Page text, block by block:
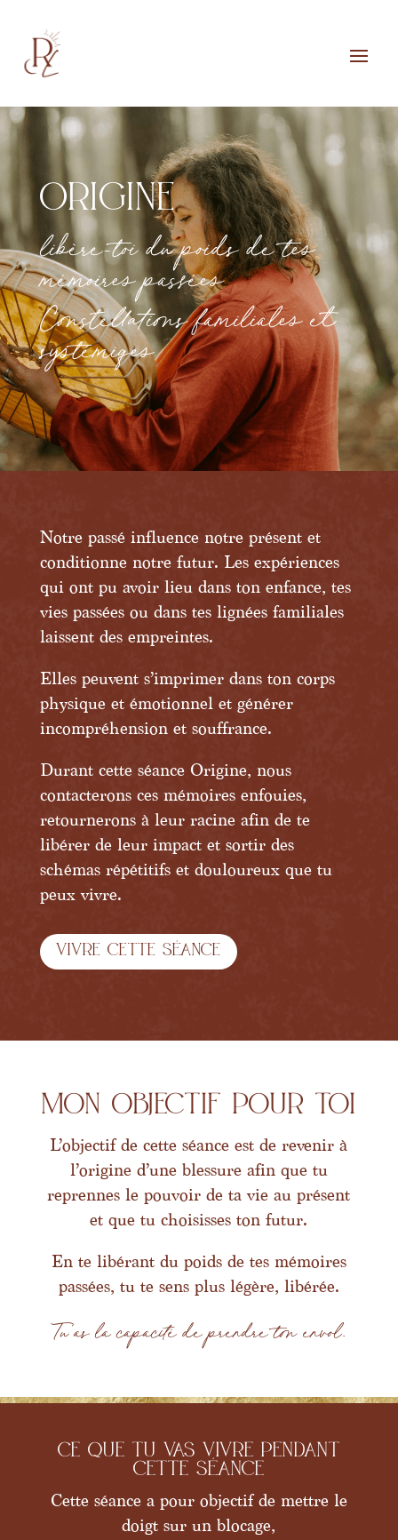
Origine
libère-toi du poids de tes
mémoires passées
Constellations familiales et
systémiqes
Notre passé influence notre présent et
conditionne notre futur. Les expériences
qui ont pu avoir lieu dans ton enfance, tes
vies passées ou dans tes lignées familiales
laissent des empreintes.
Elles peuvent s’imprimer dans ton corps
physique et émotionnel et générer
incompréhension et souffrance.
Durant cette séance Origine, nous
contacterons ces mémoires enfouies,
retournerons à leur racine afin de te
libérer de leur impact et sortir des
schémas répétitifs et douloureux que tu
peux vivre.
Vivre cette séance
Mon objectif pour toi
L’objectif de cette séance est de revenir à
l’origine d’une blessure afin que tu
reprennes le pouvoir de ta vie au présent
et que tu choisisses ton futur.
En te libérant du poids de tes mémoires
passées, tu te sens plus légère, libérée.
Tu as la capacité de prendre ton envol.
Ce que tu vas vivre pendant
cette séance
Cette séance a pour objectif de mettre le
doigt sur un blocage,